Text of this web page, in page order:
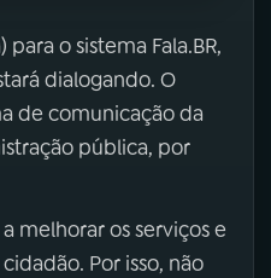
o sistema Fala.BR,
dialogando. O
de comunicação da
pública, por
melhorar os serviços e
Por isso, não